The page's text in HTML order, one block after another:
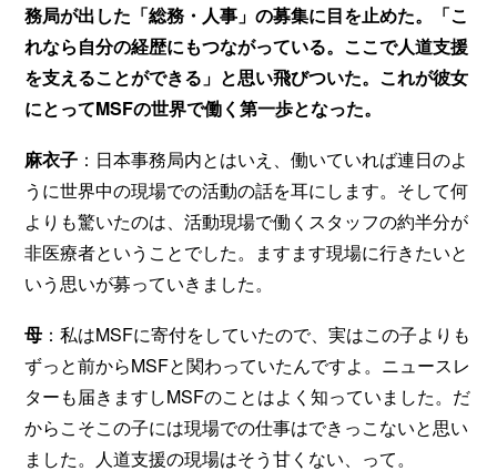
務局が出した「総務・人事」の募集に目を止めた。「こ
れなら自分の経歴にもつながっている。ここで人道支援
を支えることができる」と思い飛びついた。これが彼女
にとってMSFの世界で働く第一歩となった。
麻衣子 ：日本事務局内とはいえ、働いていれば連日のよ
うに世界中の現場での活動の話を耳にします。そして何
よりも驚いたのは、活動現場で働くスタッフの約半分が
非医療者ということでした。ますます現場に行きたいと
いう思いが募っていきました。
母 ：私はMSFに寄付をしていたので、実はこの子よりも
ずっと前からMSFと関わっていたんですよ。ニュースレ
ターも届きますしMSFのことはよく知っていました。だ
からこそこの子には現場での仕事はできっこないと思い
ました。人道支援の現場はそう甘くない、って。